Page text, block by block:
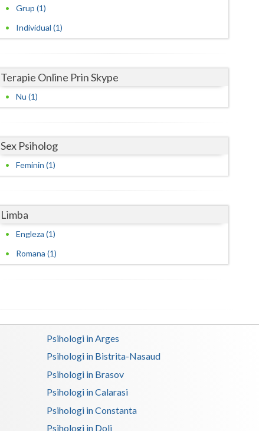
Tulcea
Valcea
Vaslui
Grup (1)
Individual (1)
Terapie Online Prin Skype
Nu (1)
Sex Psiholog
Feminin (1)
Limba
Engleza (1)
Romana (1)
Psihologi in Arges
Psihologi in Bistrita-Nasaud
Psihologi in Brasov
Psihologi in Calarasi
Psihologi in Constanta
Psihologi in Dolj